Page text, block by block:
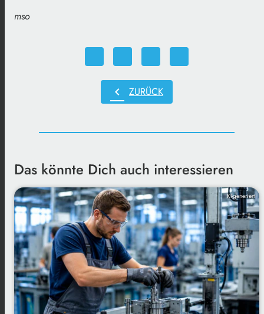
mso
chevron_left ZURÜCK
Das könnte Dich auch interessieren
KI-generiert